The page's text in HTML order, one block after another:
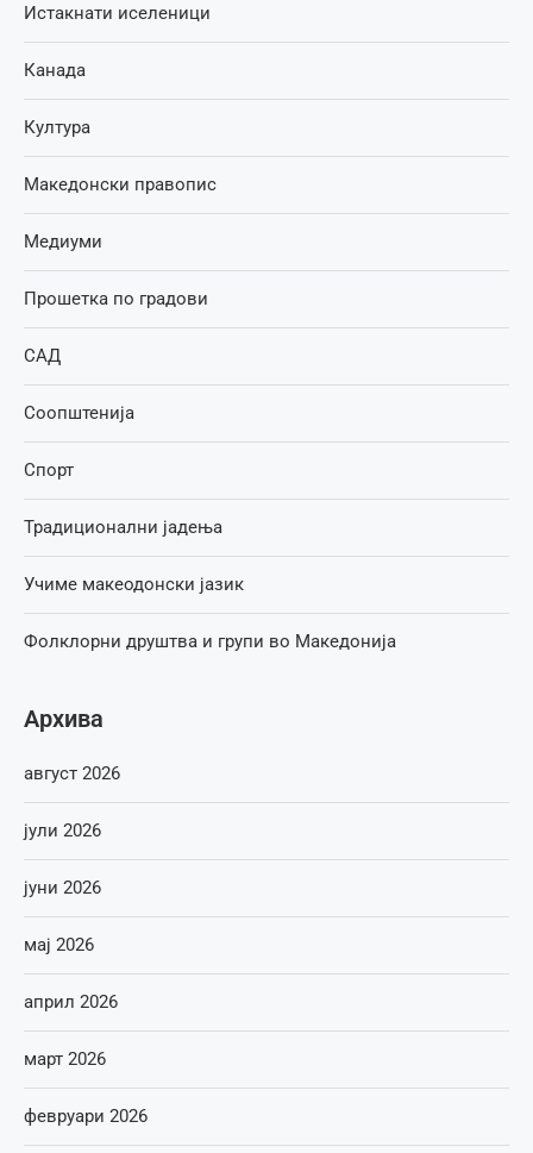
Истакнати иселеници
Канада
Култура
Македонски правопис
Медиуми
Прошетка по градови
САД
Соопштенија
Спорт
Традиционални јадења
Учиме макеодонски јазик
Фолклорни друштва и групи во Македонија
Архива
август 2026
јули 2026
јуни 2026
мај 2026
април 2026
март 2026
февруари 2026